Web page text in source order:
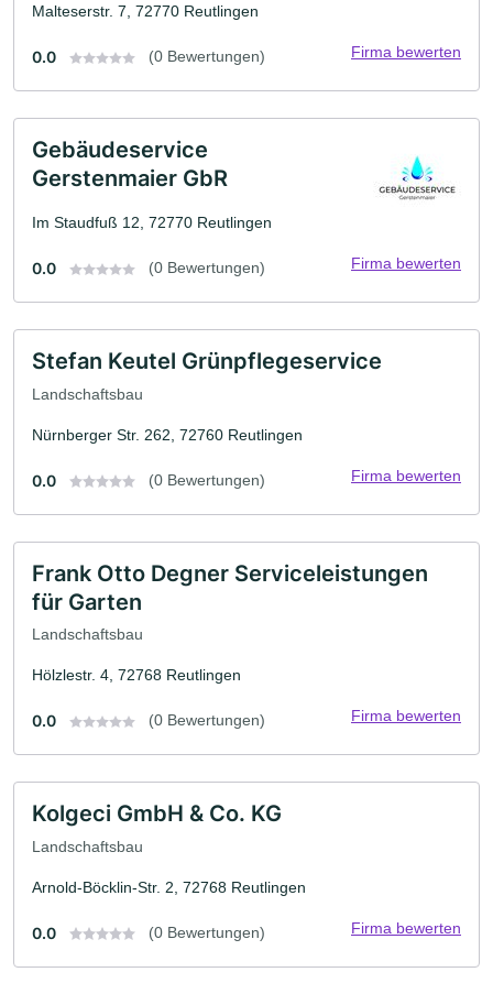
Malteserstr. 7, 72770 Reutlingen
0.0 (0 Bewertungen) Firma bewerten
Gebäudeservice
Gerstenmaier GbR
Im Staudfuß 12, 72770 Reutlingen
0.0 (0 Bewertungen) Firma bewerten
Stefan Keutel Grünpflegeservice
Landschaftsbau
Nürnberger Str. 262, 72760 Reutlingen
0.0 (0 Bewertungen) Firma bewerten
Frank Otto Degner Serviceleistungen
für Garten
Landschaftsbau
Hölzlestr. 4, 72768 Reutlingen
0.0 (0 Bewertungen) Firma bewerten
Kolgeci GmbH & Co. KG
Landschaftsbau
Arnold-Böcklin-Str. 2, 72768 Reutlingen
0.0 (0 Bewertungen) Firma bewerten